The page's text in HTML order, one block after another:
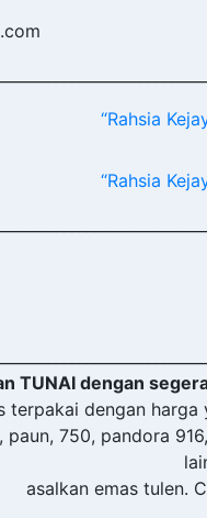
“Rahsia
“Rahsia
TUNAI dengan
terpakai dengan
paun, 750, pandora
asalkan emas tulen.